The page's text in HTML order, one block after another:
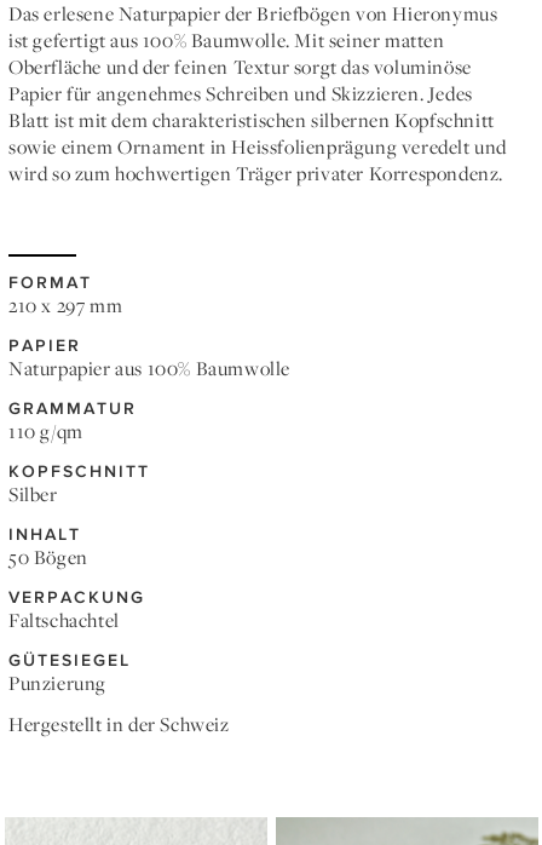
Das erlesene Naturpapier der Briefbögen von Hieronymus
ist gefertigt aus 100% Baumwolle. Mit seiner matten
Oberfläche und der feinen Textur sorgt das voluminöse
Papier für angenehmes Schreiben und Skizzieren. Jedes
Blatt ist mit dem charakteristischen silbernen Kopfschnitt
sowie einem Ornament in Heissfolienprägung veredelt und
wird so zum hochwertigen Träger privater Korrespondenz.
FORMAT
210 x 297 mm
PAPIER
Naturpapier aus 100% Baumwolle
GRAMMATUR
110 g/qm
KOPFSCHNITT
Silber
INHALT
50 Bögen
VERPACKUNG
Faltschachtel
GÜTESIEGEL
Punzierung
Hergestellt in der Schweiz